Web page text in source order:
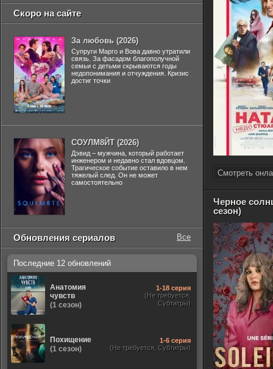
Смотреть
Черное
сезон)
Скоро на сайте
За любовь (2026)
Супруги Марго и Вова давно утратили
связь. За фасадом благополучной
семьи с детьми скрываются годы
недопонимания и отчуждения. Кризис
достиг точки
СОУЛМ8ЙТ (2026)
Дэвид – мужчина, который работает
инженером и недавно стал вдовцом.
Трагическое событие оставило в нем
тяжелый след. Он не может
самостоятельно
Обновления сериалов Все
Последние 12 обновлений
Анатомия
чувств
(1 сезон)
1-18 серия
(Не требуется,
Субтитры)
Похищение
(1 сезон)
1-6 серия
(Не требуется, Субтитры)